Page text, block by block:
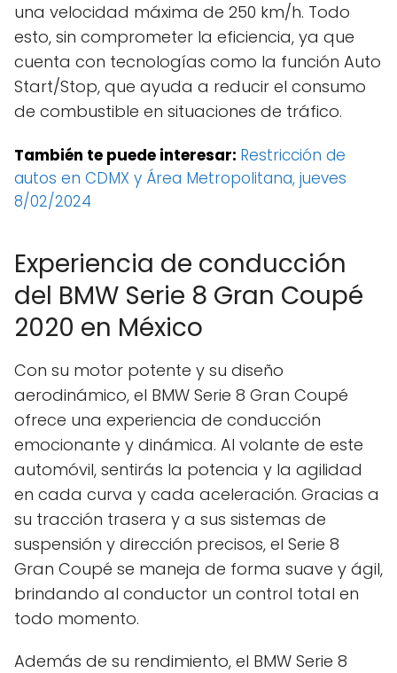
una velocidad máxima de 250 km/h. Todo
esto, sin comprometer la eficiencia, ya que
cuenta con tecnologías como la función Auto
Start/Stop, que ayuda a reducir el consumo
de combustible en situaciones de tráfico.
También te puede interesar: Restricción de
autos en CDMX y Área Metropolitana, jueves
8/02/2024
Experiencia de conducción
del BMW Serie 8 Gran Coupé
2020 en México
Con su motor potente y su diseño
aerodinámico, el BMW Serie 8 Gran Coupé
ofrece una experiencia de conducción
emocionante y dinámica. Al volante de este
automóvil, sentirás la potencia y la agilidad
en cada curva y cada aceleración. Gracias a
su tracción trasera y a sus sistemas de
suspensión y dirección precisos, el Serie 8
Gran Coupé se maneja de forma suave y ágil,
brindando al conductor un control total en
todo momento.
Además de su rendimiento, el BMW Serie 8